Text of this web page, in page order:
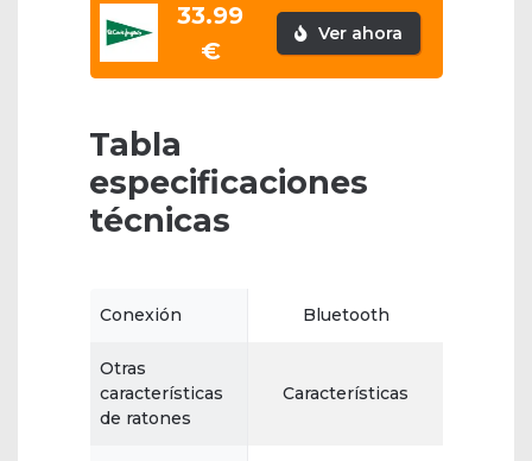
33.99
€
Ver ahora
Tabla
especificaciones
técnicas
Conexión Bluetooth
Otras
características
de ratones
Características